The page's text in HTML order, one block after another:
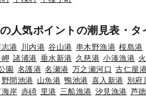
人気ポイントの潮見表・タ
港 川内港 谷山港 串木野漁港 桜島港
諸浦港 垂水新港 久慈港 小湊漁港
園 名護港 名瀬港 万之瀬河口 古仁屋
野間池港 山魚港 鴨池港 喜入新港 別府
岸 赤碕 里港 三船漁港 汐見漁港 芦